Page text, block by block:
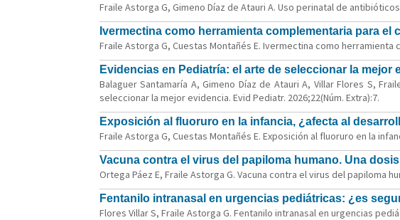
Fraile Astorga G, Gimeno Díaz de Atauri A. Uso perinatal de
Ivermectina como herramienta complementaria para el
Fraile Astorga G, Cuestas Montañés E. Ivermectina como
Evidencias en Pediatría: el arte de seleccionar la mejor
Balaguer Santamaría A, Gimeno Díaz de Atauri A, Villar Flores S,
seleccionar la mejor evidencia. Evid Pediatr. 2026;22(Núm. Extra):7.
Exposición al fluoruro en la infancia, ¿afecta al
Fraile Astorga G, Cuestas Montañés E. Exposición al fluoruro en la
Vacuna contra el virus del papiloma humano. Una
Ortega Páez E, Fraile Astorga G. Vacuna contra el virus del papiloma
Fentanilo intranasal en urgencias pediátricas: ¿es
Flores Villar S, Fraile Astorga G. Fentanilo intranasal en urgencias